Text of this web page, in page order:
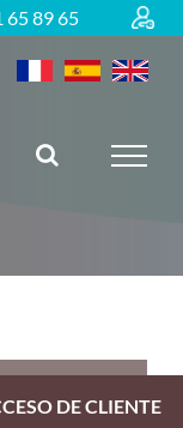
65 89 65
DE CLIENTE